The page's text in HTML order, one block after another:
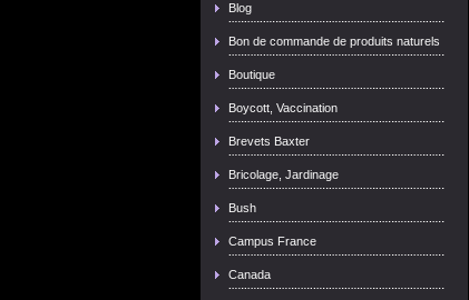
Blog
Bon de commande de produits naturels
Boutique
Boycott, Vaccination
Brevets Baxter
Bricolage, Jardinage
Bush
Campus France
Canada